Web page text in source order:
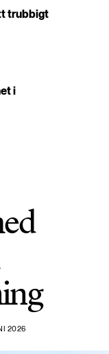
trubbigt
i
2026